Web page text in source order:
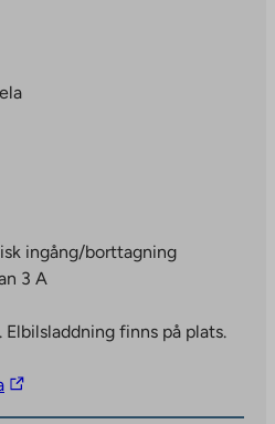
ingång/borttagning
3 A
Elbilsladdning finns på plats.
The